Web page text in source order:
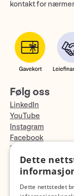
kontakt for
Følg oss
LinkedIn
YouTube
Instagram
Facebook
TikTok
Fotopodden
Dette
Dette nettstedet